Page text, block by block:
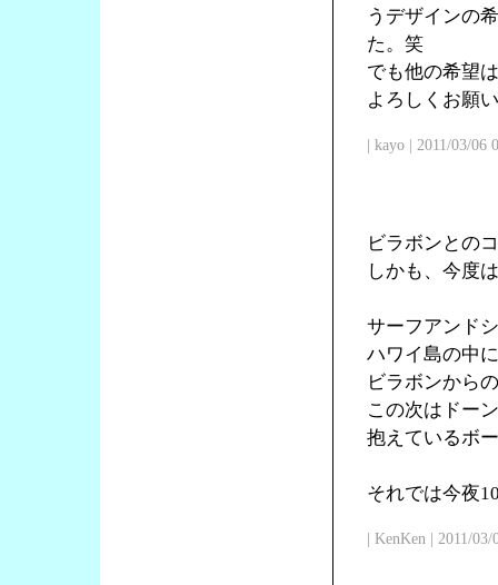
うデザインの
た。笑
でも他の希望
よろしくお願
| kayo | 2011/03/06
ビラボンとの
しかも、今度
サーフアンド
ハワイ島の中
ビラボンから
この次はドー
抱えているボ
それでは今夜
| KenKen | 2011/